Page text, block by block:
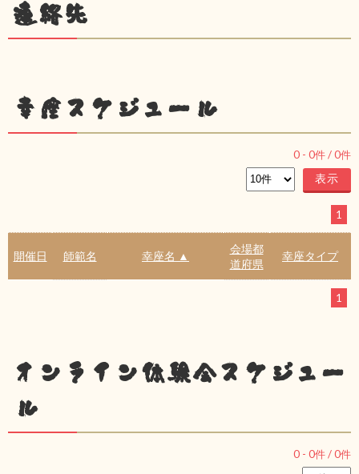
連絡先
幸座スケジュール
0 - 0件 /0件
1
開催日 師範名 幸座名 ▲
会場都
道府県
幸座タイプ
1
オンライン体験会スケジュー
ル
0 - 0件 /0件